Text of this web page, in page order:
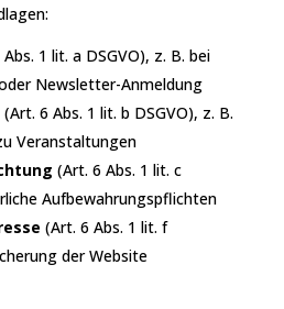
1 lit. a DSGVO), z. B. bei
Newsletter-Anmeldung
(Art. 6 Abs. 1 lit. b DSGVO), z. B.
Veranstaltungen
(Art. 6 Abs. 1 lit. c
Aufbewahrungspflichten
(Art. 6 Abs. 1 lit. f
der Website